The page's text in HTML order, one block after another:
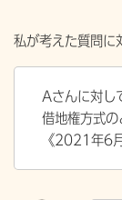
私が考えた質問に
Aさんに対し
借地権方式の
《2021年6